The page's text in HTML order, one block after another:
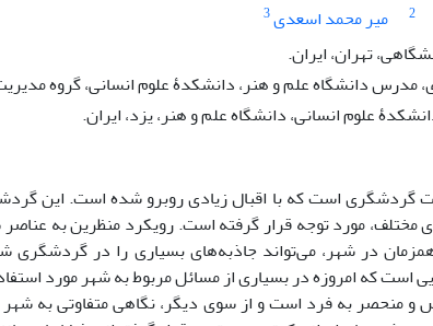
2 میر محمد اسعدی3
تهران، ایران.
دانشگاه علم و هنر، دانشکدۀ علوم انسانی، گروه
علوم انسانی، دانشگاه علم و هنر، یزد، ایران.
است که با اقبال زیادی روبرو شده است. این
مورد توجه قرار گرفته است. رویکرد منظرین به
در شهر، می‌تواند جاذبه‌های بسیاری را در گردشگری
است که امروزه در بسیاری از مسائل مربوط به شهر مورد
و منحصر به فرد است و از سوی دیگر، نگاهی متفاوتی به